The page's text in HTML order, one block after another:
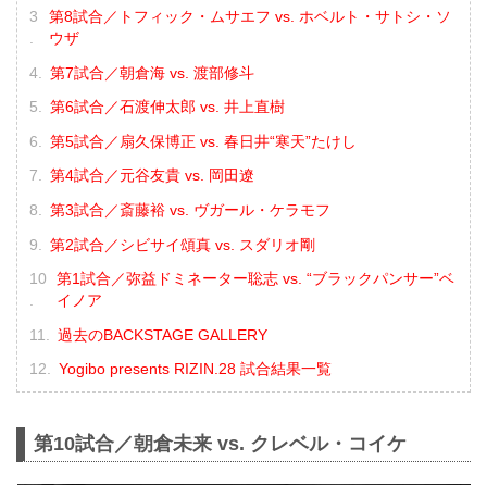
第8試合／トフィック・ムサエフ vs. ホベルト・サトシ・ソ
ウザ
第7試合／朝倉海 vs. 渡部修斗
第6試合／石渡伸太郎 vs. 井上直樹
第5試合／扇久保博正 vs. 春日井“寒天”たけし
第4試合／元谷友貴 vs. 岡田遼
第3試合／斎藤裕 vs. ヴガール・ケラモフ
第2試合／シビサイ頌真 vs. スダリオ剛
第1試合／弥益ドミネーター聡志 vs. “ブラックパンサー”ベ
イノア
過去のBACKSTAGE GALLERY
Yogibo presents RIZIN.28 試合結果一覧
第10試合／朝倉未来 vs. クレベル・コイケ